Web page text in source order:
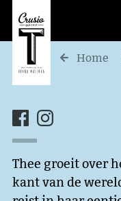
Home
Thee groeit over
kant van de